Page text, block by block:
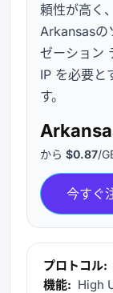
頼性が高く
Arkansasの
ゼーション
IP を必要と
す。
から $0.87/
今すぐ
プロトコル:
機能: High